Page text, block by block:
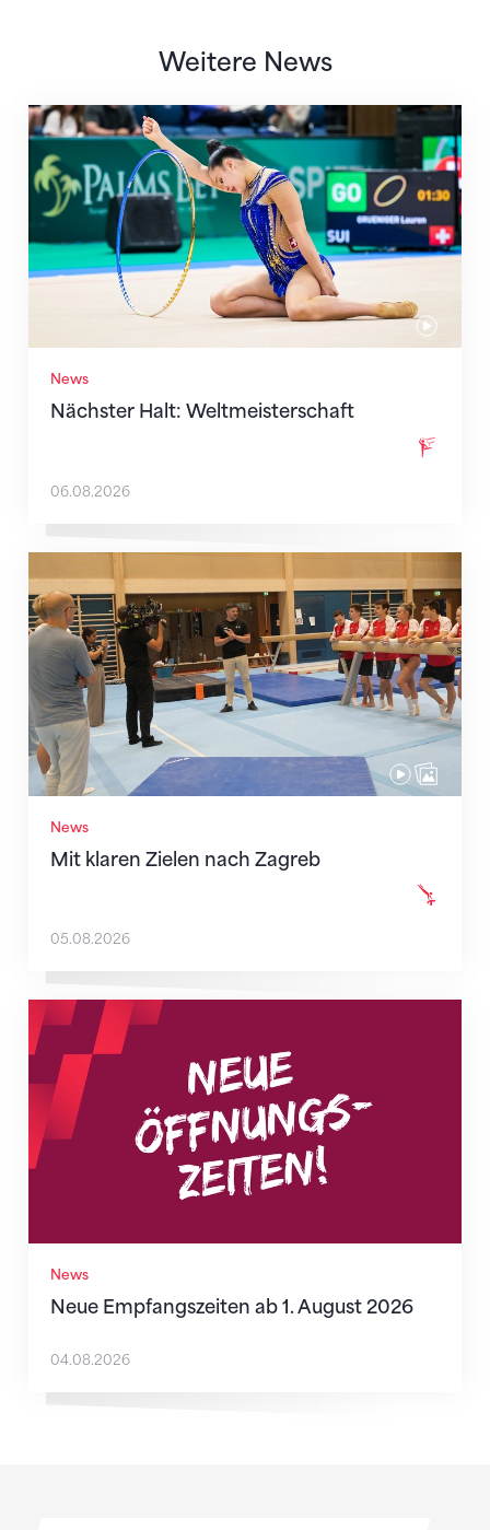
Weitere News
News
Nächster Halt: Weltmeisterschaft
Nächster Halt: Weltmeisterschaft
06.08.2026
News
Mit klaren Zielen nach Zagreb
Mit klaren Zielen nach Zagreb
05.08.2026
News
Neue Empfangszeiten ab 1. August 2026
Neue Empfangszeiten ab 1. August 2026
04.08.2026